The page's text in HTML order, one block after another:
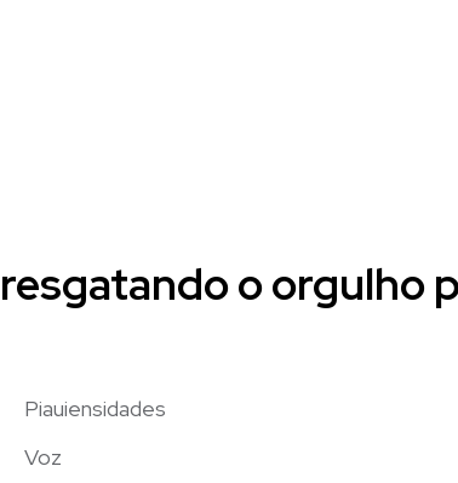
resgatando o orgulho
Piauiensidades
Voz